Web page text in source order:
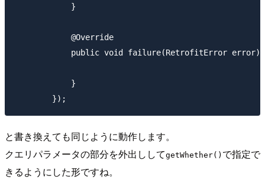
            }
            @Override
public void failure(RetrofitError error)
            }
と書き換えても同じように動作します。
クエリパラメータの部分を外出ししてgetWhether() で指定で
きるようにした形ですね。